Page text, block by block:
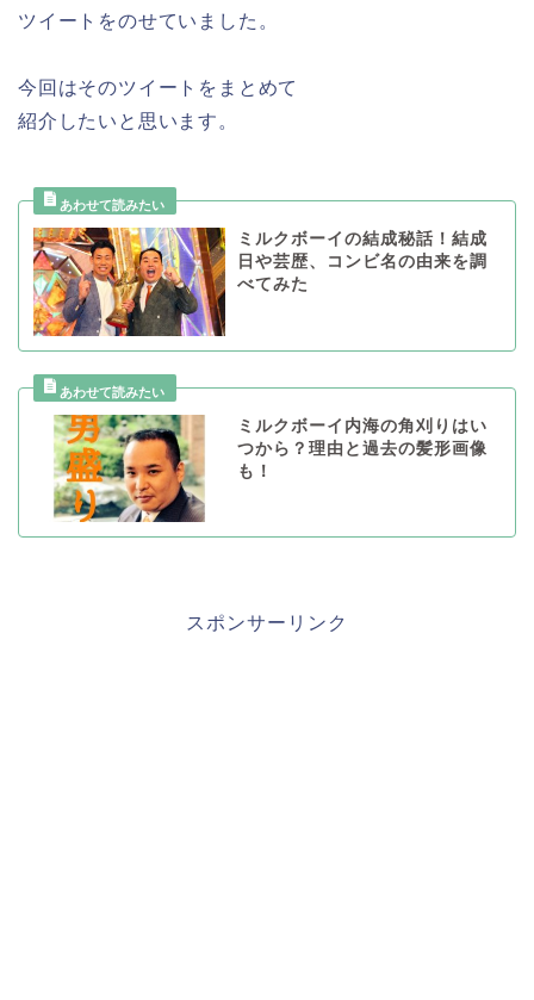
ツイートをのせていました。
今回はそのツイートをまとめて
紹介したいと思います。
ミルクボーイの結成秘話！結成
日や芸歴、コンビ名の由来を調
べてみた
ミルクボーイ内海の角刈りはい
つから？理由と過去の髪形画像
も！
スポンサーリンク